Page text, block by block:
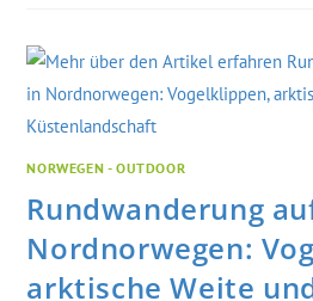
NORWEGEN - OUTDOOR
Rundwanderung
Nordnorwegen:
arktische Weite